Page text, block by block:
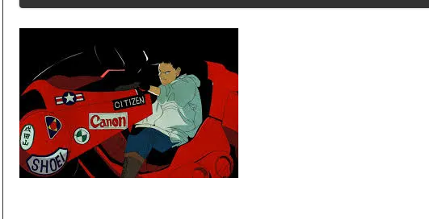
作で興収2000億円も視野に!?超巨大マネ...
ょたんの破壊力が半端ない【梅咲遥】
ングシューズを手に入れる
5.2％！」テレビ朝日「ひたすら自民批判！」...
になれ」と脅された。辞めたら1週間もしないう...
対策、とんでもない領域へｗｗｗｗｗｗ
がコード類の配線ぐちゃぐちゃさせない方法教え...
出す初EV 「タイカン」はテスラのライバルに...
ガチで大当たりだったｗｗｗｗｗｗｗｗｗｗｗｗ...
【乃木坂】水谷